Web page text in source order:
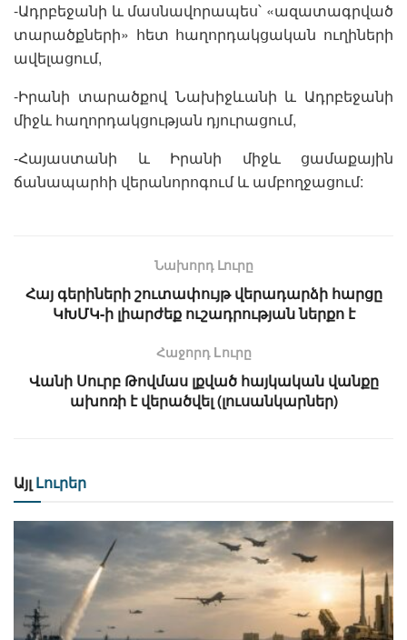
-Ադրբեջանի և մասնավորապես՝ «ազատագրված
տարածքների» հետ հաղորդակցական ուղիների
ավելացում,
-Իրանի տարածքով Նախիջևանի և Ադրբեջանի
միջև հաղորդակցության դյուրացում,
-Հայաստանի և Իրանի միջև ցամաքային
ճանապարհի վերանորոգում և ամբողջացում:
Նախորդ Լուրը
Հայ գերիների շուտափույթ վերադարձի հարցը
ԿԽՄԿ-ի լիարժեք ուշադրության ներքո է
Հաջորդ Lուրը
Վանի Սուրբ Թովմաս լքված հայկական վանքը
ախոռի է վերածվել (լուսանկարներ)
Այլ Լուրեր